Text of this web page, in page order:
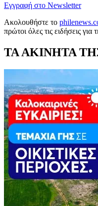
Εγγραφή στο Newsletter
Ακολουθήστε το
πρώτοι όλες τις ειδήσεις
ΤΑ ΑΚΙΝΗΤΑ